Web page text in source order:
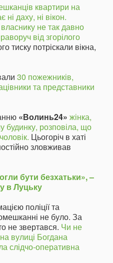
квартири на
даху, ні вікон.
не так давно
від згорілого
тиску потріскали вікна,
30 пожежників,
та представники
«Волинь24» жінка,
будинку, розповіла, що
Цьогоріч в хаті
зловживав
бути безхатьки», –
в Луцьку
поліції та
не було. За
не звертався. Чи не
вулиці Богдана
слідчо-оперативна